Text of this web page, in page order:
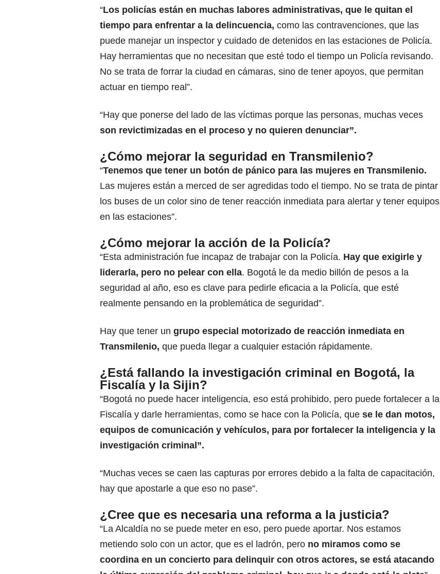
“Los policías están en muchas labores administrativas, que le quitan el
tiempo para enfrentar a la delincuencia, como las contravenciones, que las
puede manejar un inspector y cuidado de detenidos en las estaciones de Policía.
Hay herramientas que no necesitan que esté todo el tiempo un Policía revisando.
No se trata de forrar la ciudad en cámaras, sino de tener apoyos, que permitan
actuar en tiempo real”.
“Hay que ponerse del lado de las víctimas porque las personas, muchas veces
son revictimizadas en el proceso y no quieren denunciar”.
¿Cómo mejorar la seguridad en Transmilenio?
“Tenemos que tener un botón de pánico para las mujeres en Transmilenio.
Las mujeres están a merced de ser agredidas todo el tiempo. No se trata de pintar
los buses de un color sino de tener reacción inmediata para alertar y tener equipos
en las estaciones”.
¿Cómo mejorar la acción de la Policía?
“Esta administración fue incapaz de trabajar con la Policía. Hay que exigirle y
liderarla, pero no pelear con ella. Bogotá le da medio billón de pesos a la
seguridad al año, eso es clave para pedirle eficacia a la Policía, que esté
realmente pensando en la problemática de seguridad”.
Hay que tener un grupo especial motorizado de reacción inmediata en
Transmilenio, que pueda llegar a cualquier estación rápidamente.
¿Está fallando la investigación criminal en Bogotá, la
Fiscalía y la Sijin?
“Bogotá no puede hacer inteligencia, eso está prohibido, pero puede fortalecer a la
Fiscalía y darle herramientas, como se hace con la Policía, que se le dan motos,
equipos de comunicación y vehículos, para por fortalecer la inteligencia y la
investigación criminal”.
“Muchas veces se caen las capturas por errores debido a la falta de capacitación,
hay que apostarle a que eso no pase”.
¿Cree que es necesaria una reforma a la justicia?
“La Alcaldía no se puede meter en eso, pero puede aportar. Nos estamos
metiendo solo con un actor, que es el ladrón, pero no miramos como se
coordina en un concierto para delinquir con otros actores, se está atacando